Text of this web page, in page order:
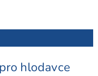
hlodavce